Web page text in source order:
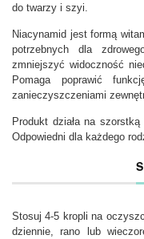
do twarzy i szyi.
Niacynamid jest formą
potrzebnych dla
zmniejszyć widoczność
Pomaga poprawić
zanieczyszczeniami
Produkt działa na
Odpowiedni dla każdego
Stosuj 4-5 kropli na
dziennie, rano lub